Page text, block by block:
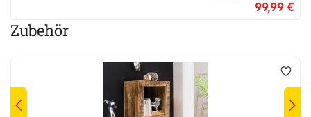
99,99 €
Zubehör